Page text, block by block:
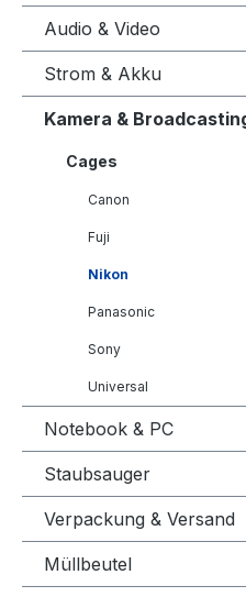
Audio & Video
Strom & Akku
Kamera &
Cages
Canon
Fuji
Nikon
Panasonic
Sony
Universal
Notebook & PC
Staubsauger
Verpackung & Versand
Müllbeutel